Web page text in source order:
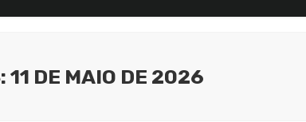
11 DE MAIO DE 2026